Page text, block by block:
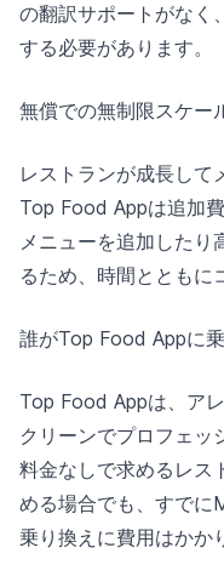
の翻訳サポートがなく
する必要があります。
無償での無制限スケー
レストランが成長して
Top Food Appは追加
メニューを追加したり
るため、時間とともに
誰がTop Food Appに
Top Food Appは、ア
クリーンでプロフェッ
料金なしで求めるレス
める場合でも、すでに
乗り換えに費用はかか